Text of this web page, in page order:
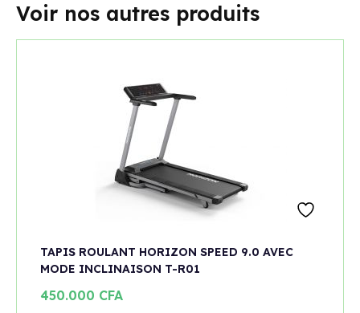
Voir nos autres produits
TAPIS ROULANT HORIZON SPEED 9.0 AVEC
MODE INCLINAISON T-R01
450.000 CFA